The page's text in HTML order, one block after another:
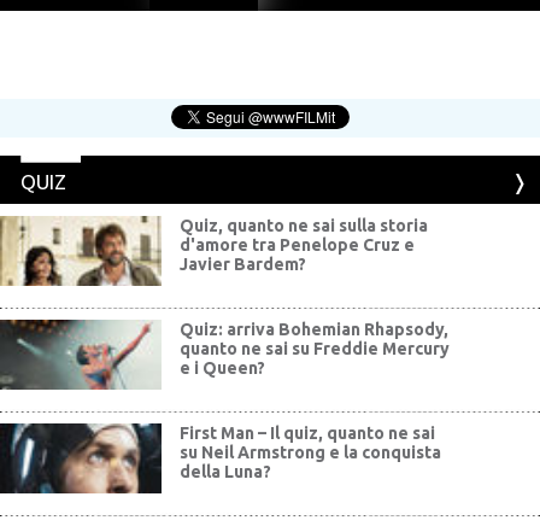
QUIZ
Quiz, quanto ne sai sulla storia
d'amore tra Penelope Cruz e
Javier Bardem?
Quiz: arriva Bohemian Rhapsody,
quanto ne sai su Freddie Mercury
e i Queen?
First Man – Il quiz, quanto ne sai
su Neil Armstrong e la conquista
della Luna?